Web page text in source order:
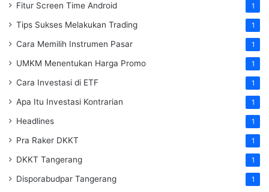
Fitur Screen Time Android 1
Tips Sukses Melakukan Trading 1
Cara Memilih Instrumen Pasar 1
UMKM Menentukan Harga Promo 1
Cara Investasi di ETF 1
Apa Itu Investasi Kontrarian 1
Headlines 1
Pra Raker DKKT 1
DKKT Tangerang 1
Disporabudpar Tangerang 1